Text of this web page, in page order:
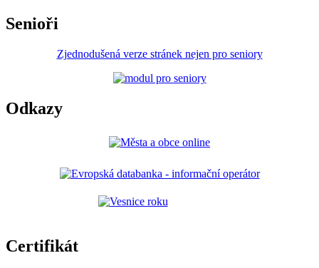
Senioři
Zjednodušená verze stránek nejen pro seniory
Odkazy
Certifikát